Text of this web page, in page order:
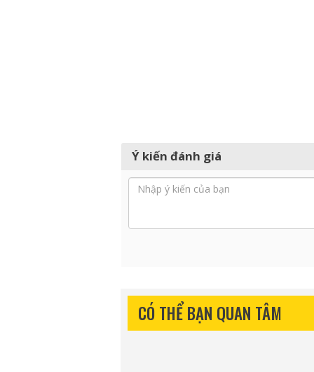
Ý kiến đánh giá
CÓ THỂ BẠN QUAN TÂM